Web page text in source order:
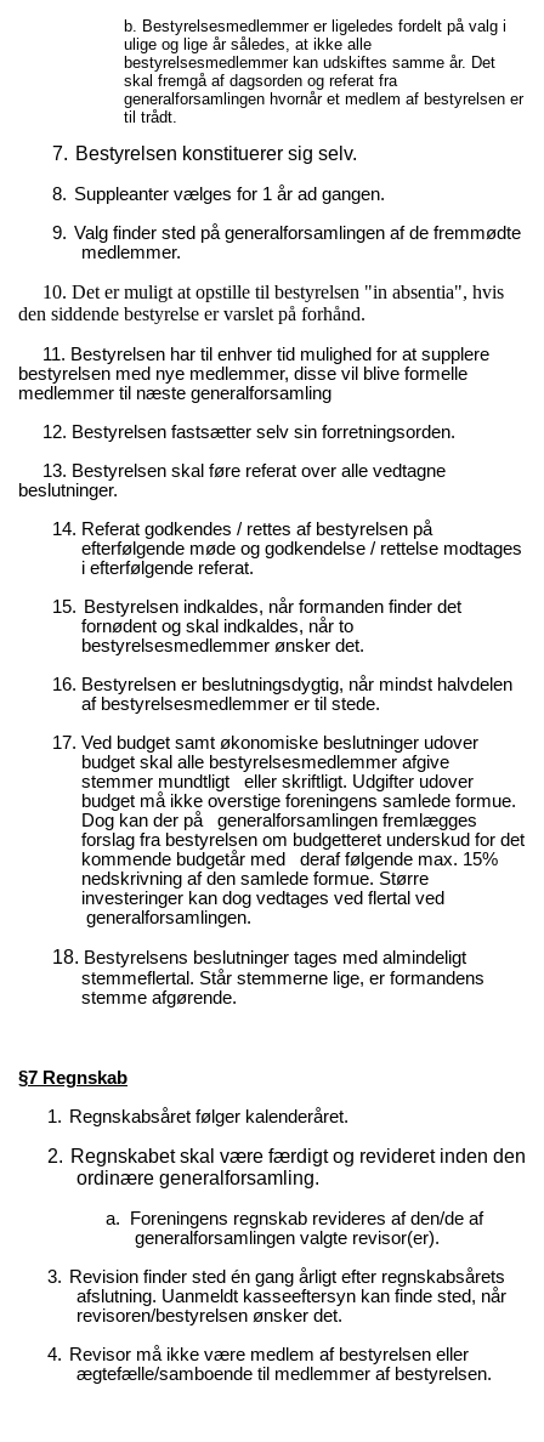
b. Bestyrelsesmedlemmer er ligeledes fordelt på valg i
ulige og lige år således, at ikke alle
bestyrelsesmedlemmer kan udskiftes samme år. Det
skal fremgå af dagsorden og referat fra
generalforsamlingen hvornår et medlem af bestyrelsen er
til trådt.
7. Bestyrelsen konstituerer sig selv.
8. Suppleanter vælges for 1 år ad gangen.
9. Valg finder sted på generalforsamlingen af de fremmødte
medlemmer.
10. Det er muligt at opstille til bestyrelsen "in absentia", hvis
den siddende bestyrelse er varslet på forhånd.
11. Bestyrelsen har til enhver tid mulighed for at supplere
bestyrelsen med nye medlemmer, disse vil blive formelle
medlemmer til næste generalforsamling
12. Bestyrelsen fastsætter selv sin forretningsorden.
13. Bestyrelsen skal føre referat over alle vedtagne
beslutninger.
14. Referat godkendes / rettes af bestyrelsen på
efterfølgende møde og godkendelse / rettelse modtages
i efterfølgende referat.
15. Bestyrelsen indkaldes, når formanden finder det
fornødent og skal indkaldes, når to
bestyrelsesmedlemmer ønsker det.
16. Bestyrelsen er beslutningsdygtig, når mindst halvdelen
af bestyrelsesmedlemmer er til stede.
17. Ved budget samt økonomiske beslutninger udover
budget skal alle bestyrelsesmedlemmer afgive
stemmer mundtligt eller skriftligt. Udgifter udover
budget må ikke overstige foreningens samlede formue.
Dog kan der på generalforsamlingen fremlægges
forslag fra bestyrelsen om budgetteret underskud for det
kommende budgetår med deraf følgende max. 15%
nedskrivning af den samlede formue. Større
investeringer kan dog vedtages ved flertal ved
generalforsamlingen.
18. Bestyrelsens beslutninger tages med almindeligt
stemmeflertal. Står stemmerne lige, er formandens
stemme afgørende.
§7 Regnskab
1. Regnskabsåret følger kalenderåret.
2. Regnskabet skal være færdigt og revideret inden den
ordinære generalforsamling.
a.
Foreningens regnskab revideres af den/de af
generalforsamlingen valgte revisor(er).
3. Revision finder sted én gang årligt efter regnskabsårets
afslutning. Uanmeldt kasseeftersyn kan finde sted, når
revisoren/bestyrelsen ønsker det.
4. Revisor må ikke være medlem af bestyrelsen eller
ægtefælle/samboende til medlemmer af bestyrelsen.